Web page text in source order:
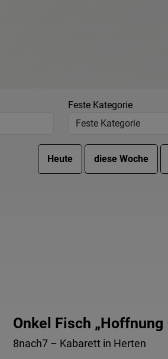
Feste Kategorie
Onkel Fisch
8nach7 – Kabarett in Herten